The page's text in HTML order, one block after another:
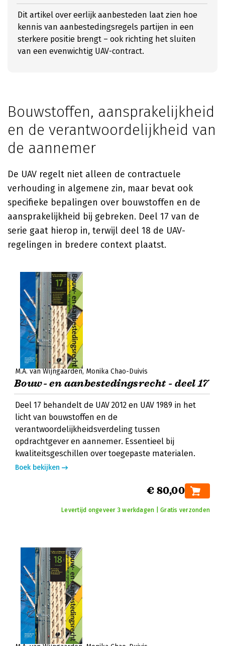
Dit artikel over eerlijk aanbesteden laat zien hoe
kennis van aanbestedingsregels partijen in een
sterkere positie brengt – ook richting het sluiten
van een evenwichtig UAV-contract.
Bouwstoffen, aansprakelijkheid
en de verantwoordelijkheid van
de aannemer
De UAV regelt niet alleen de contractuele
verhouding in algemene zin, maar bevat ook
specifieke bepalingen over bouwstoffen en de
aansprakelijkheid bij gebreken. Deel 17 van de
serie gaat hierop in, terwijl deel 18 de UAV-
regelingen in bredere context plaatst.
M.A. van Wijngaarden Monika Chao-Duivis
Bouw- en aanbestedingsrecht - deel 17
Deel 17 behandelt de UAV 2012 en UAV 1989 in het
licht van bouwstoffen en de
verantwoordelijkheidsverdeling tussen
opdrachtgever en aannemer. Essentieel bij
kwaliteitsgeschillen over toegepaste materialen.
Boek bekijken
€ 80,00
Levertijd ongeveer 3 werkdagen | Gratis verzonden